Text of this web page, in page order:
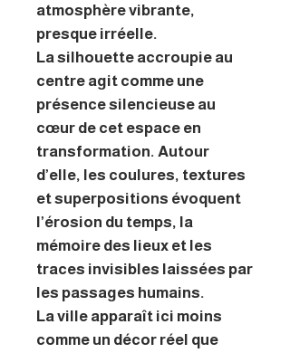
atmosphère vibrante,
presque irréelle.
La silhouette accroupie au
centre agit comme une
présence silencieuse au
cœur de cet espace en
transformation. Autour
d’elle, les coulures, textures
et superpositions évoquent
l’érosion du temps, la
mémoire des lieux et les
traces invisibles laissées par
les passages humains.
La ville apparaît ici moins
comme un décor réel que